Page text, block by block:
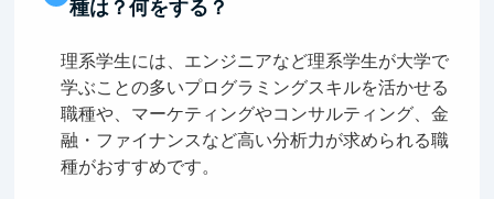
種は？何をする？
理系学生には、エンジニアなど理系学生が大学で
学ぶことの多いプログラミングスキルを活かせる
職種や、マーケティングやコンサルティング、金
融・ファイナンスなど高い分析力が求められる職
種がおすすめです。